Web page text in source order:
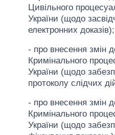
Цивільного
України (щодо
електронних доказів);
- про внесення змін
Кримінального
України (щодо
протоколу слідчих
- про внесення змін
Кримінального
України (щодо